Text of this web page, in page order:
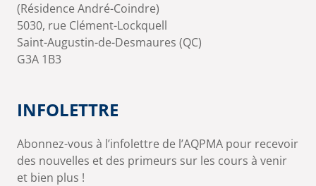
(Résidence André-Coindre)
5030, rue Clément-Lockquell
Saint-Augustin-de-Desmaures (QC)
G3A 1B3
INFOLETTRE
Abonnez-vous à l’infolettre de l’AQPMA pour recevoir
des nouvelles et des primeurs sur les cours à venir
et bien plus !